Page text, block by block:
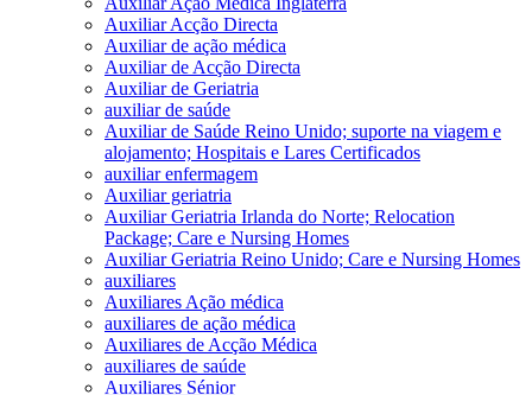
Auxiliar Acção Directa
Auxiliar de ação médica
Auxiliar de Acção Directa
Auxiliar de Geriatria
auxiliar de saúde
Auxiliar de Saúde Reino Unido; suporte na viagem e
alojamento; Hospitais e Lares Certificados
auxiliar enfermagem
Auxiliar geriatria
Auxiliar Geriatria Irlanda do Norte; Relocation
Package; Care e Nursing Homes
Auxiliar Geriatria Reino Unido; Care e Nursing Homes
auxiliares
Auxiliares Ação médica
auxiliares de ação médica
Auxiliares de Acção Médica
auxiliares de saúde
Auxiliares Sénior